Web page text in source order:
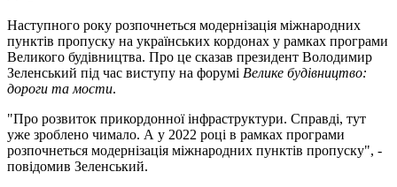
Наступного року розпочнеться модернізація міжнародних
пунктів пропуску на українських кордонах у рамках програми
Великого будівництва. Про це сказав президент Володимир
Зеленський під час виступу на форумі Велике будівництво:
дороги та мости.
"Про розвиток прикордонної інфраструктури. Справді, тут
уже зроблено чимало. А у 2022 році в рамках програми
розпочнеться модернізація міжнародних пунктів пропуску", -
повідомив Зеленський.